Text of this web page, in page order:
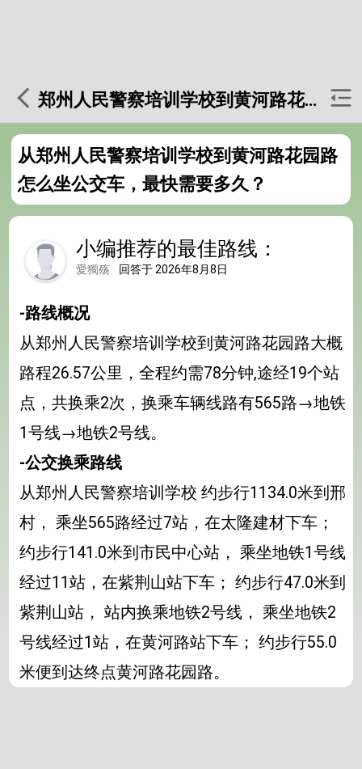
郑州人民警察培训学校到黄河路花园路
从郑州人民警察培训学校到黄河路花园路
怎么坐公交车，最快需要多久？
小编推荐的最佳路线：
愛獨殇 回答于 2026年8月8日
-路线概况
从郑州人民警察培训学校到黄河路花园路大概
路程26.57公里，全程约需78分钟,途经19个站
点，共换乘2次，换乘车辆线路有565路→地铁
1号线→地铁2号线。
-公交换乘路线
从郑州人民警察培训学校 约步行1134.0米到邢
村， 乘坐565路经过7站，在太隆建材下车；
约步行141.0米到市民中心站， 乘坐地铁1号线
经过11站，在紫荆山站下车； 约步行47.0米到
紫荆山站， 站内换乘地铁2号线， 乘坐地铁2
号线经过1站，在黄河路站下车； 约步行55.0
米便到达终点黄河路花园路。